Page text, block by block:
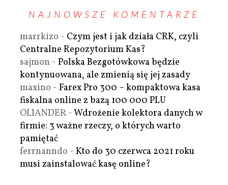
NAJNOWSZE KOMENTARZE
marrkizo - Czym jest i jak działa CRK, czyli
Centralne Repozytorium Kas?
sajmon - Polska Bezgotówkowa będzie
kontynuowana, ale zmienią się jej zasady
maxino - Farex Pro 300 – kompaktowa kasa
fiskalna online z bazą 100 000 PLU
OLIANDER-Wdrożenie kolektora danych w
firmie: 3 ważne rzeczy, o których warto
pamiętać
ferrnanndo - Kto do 30 czerwca 2021 roku
musi zainstalować kasę online?